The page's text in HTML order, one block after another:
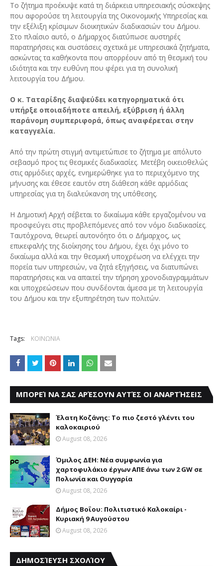
Το ζήτημα προέκυψε κατά τη διάρκεια υπηρεσιακής σύσκεψης
που αφορούσε τη λειτουργία της Οικονομικής Υπηρεσίας και
την εξέλιξη κρίσιμων διοικητικών διαδικασιών του Δήμου.
Στο πλαίσιο αυτό, ο Δήμαρχος διατύπωσε αυστηρές
παρατηρήσεις και συστάσεις σχετικά με υπηρεσιακά ζητήματα,
ασκώντας τα καθήκοντα που απορρέουν από τη θεσμική του
ιδιότητα και την ευθύνη που φέρει για τη συνολική
λειτουργία του Δήμου.
Ο κ. Ταταρίδης διαψεύδει κατηγορηματικά ότι
υπήρξε οποιαδήποτε απειλή, εξύβριση ή άλλη
παράνομη συμπεριφορά, όπως αναφέρεται στην
καταγγελία.
Από την πρώτη στιγμή αντιμετώπισε το ζήτημα με απόλυτο
σεβασμό προς τις θεσμικές διαδικασίες. Μετέβη οικειοθελώς
στις αρμόδιες αρχές, ενημερώθηκε για το περιεχόμενο της
μήνυσης και έθεσε εαυτόν στη διάθεση κάθε αρμόδιας
υπηρεσίας για τη διαλεύκανση της υπόθεσης.
Η Δημοτική Αρχή σέβεται το δικαίωμα κάθε εργαζομένου να
προσφεύγει στις προβλεπόμενες από τον νόμο διαδικασίες.
Ταυτόχρονα, θεωρεί αυτονόητο ότι ο Δήμαρχος, ως
επικεφαλής της διοίκησης του Δήμου, έχει όχι μόνο το
δικαίωμα αλλά και την θεσμική υποχρέωση να ελέγχει την
πορεία των υπηρεσιών, να ζητά εξηγήσεις, να διατυπώνει
παρατηρήσεις και να απαιτεί την τήρηση χρονοδιαγραμμάτων
και υποχρεώσεων που συνδέονται άμεσα με τη λειτουργία
του Δήμου και την εξυπηρέτηση των πολιτών.
Tags: ΚΟΙΝΩΝΙΑ
ΜΠΟΡΕΊ ΝΑ ΣΑΣ ΑΡΈΣΟΥΝ ΑΥΤΈΣ ΟΙ ΑΝΑΡΤΉΣΕΙΣ
Έλατη Κοζάνης: Το πιο ζεστό γλέντι του
καλοκαιριού
August 08, 2026
Όμιλος ΔΕΗ: Νέα συμφωνία για
χαρτοφυλάκιο έργων ΑΠΕ άνω των 2 GW σε
Πολωνία και Ουγγαρία
August 08, 2026
Δήμος Βοΐου: Πολιτιστικό Καλοκαίρι -
Κυριακή 9 Αυγούστου
August 08, 2026
ΔΗΜΟΣΊΕΥΣΗ ΣΧΟΛΊΟΥ